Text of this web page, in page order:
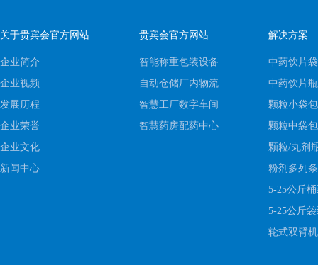
关于贵宾会官方网站
企业简介
企业视频
发展历程
企业荣誉
企业文化
新闻中心
贵宾会官方网站
智能称重包装设备
自动仓储厂内物流
智慧工厂数字车间
智慧药房配药中心
解决方案
中药饮片
中药饮片
颗粒小袋
颗粒中袋
颗粒/丸剂
粉剂多列
5-25公斤
5-25公斤
轮式双臂